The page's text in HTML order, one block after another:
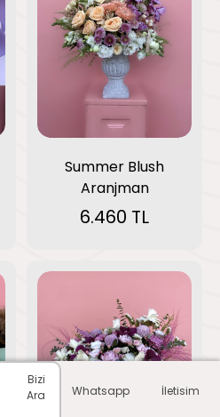
Summer Blush
Aranjman
6.460 TL
Bizi
Ara
Whatsapp İletisim